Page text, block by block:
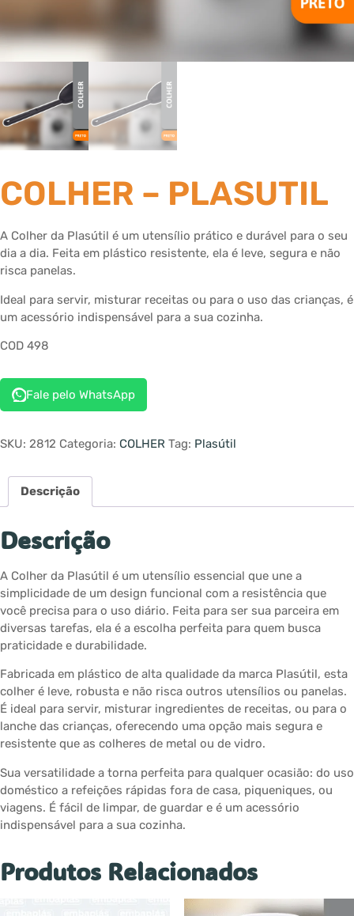
COLHER – PLASUTIL
A Colher da Plasútil é um utensílio prático e durável para o seu
dia a dia. Feita em plástico resistente, ela é leve, segura e não
risca panelas.
Ideal para servir, misturar receitas ou para o uso das crianças, é
um acessório indispensável para a sua cozinha.
COD 498
Fale pelo WhatsApp
SKU: 2812 Categoria: COLHER Tag: Plasútil
Descrição
Descrição
A Colher da Plasútil é um utensílio essencial que une a
simplicidade de um design funcional com a resistência que
você precisa para o uso diário. Feita para ser sua parceira em
diversas tarefas, ela é a escolha perfeita para quem busca
praticidade e durabilidade.
Fabricada em plástico de alta qualidade da marca Plasútil, esta
colher é leve, robusta e não risca outros utensílios ou panelas.
É ideal para servir, misturar ingredientes de receitas, ou para o
lanche das crianças, oferecendo uma opção mais segura e
resistente que as colheres de metal ou de vidro.
Sua versatilidade a torna perfeita para qualquer ocasião: do uso
doméstico a refeições rápidas fora de casa, piqueniques, ou
viagens. É fácil de limpar, de guardar e é um acessório
indispensável para a sua cozinha.
Produtos Relacionados